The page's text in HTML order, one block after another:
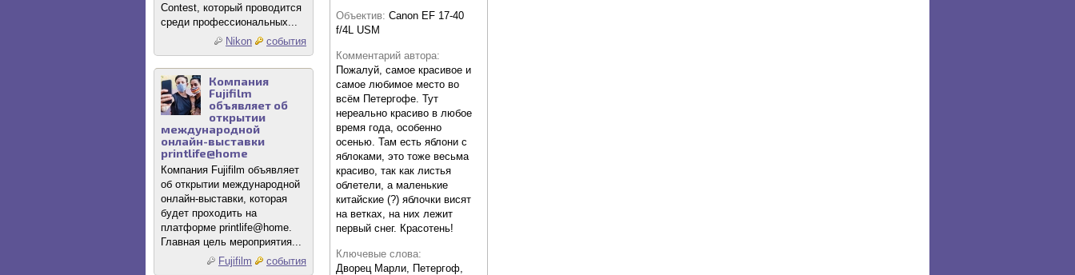
Contest, который проводится
среди профессиональных...
Nikon
события
Компания
Fujifilm
объявляет об
открытии
международной
онлайн-выставки
printlife@home
Компания Fujifilm объявляет
об открытии международной
онлайн-выставки, которая
будет проходить на
платформе printlife@home.
Главная цель мероприятия...
Fujifilm
события
Объектив: Canon EF 17-40
f/4L USM
Комментарий автора:
Пожалуй, самое красивое и
самое любимое место во
всём Петергофе. Тут
нереально красиво в любое
время года, особенно
осенью. Там есть яблони с
яблоками, это тоже весьма
красиво, так как листья
облетели, а маленькие
китайские (?) яблочки висят
на ветках, на них лежит
первый снег. Красотень!
Ключевые слова:
Дворец Марли, Петергоф,